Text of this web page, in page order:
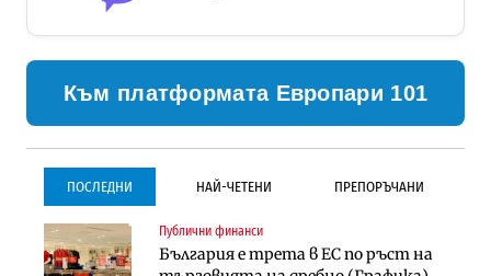
Към платформата Европари 101
ПОСЛЕДНИ НАЙ-ЧЕТЕНИ ПРЕПОРЪЧАНИ
Публични финанси
България е трета в ЕС по ръст на
Градоустройство
Столична община избра
Инфраструктура
Проектирането на тунела под